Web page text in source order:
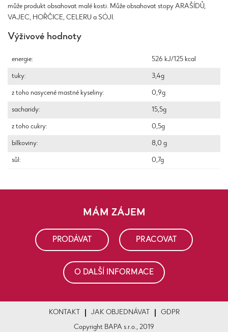
může produkt obsahovat malé kosti. Může obsahovat stopy ARAŠÍDŮ,
VAJEC, HOŘČICE, CELERU a SÓJI.
Výživové hodnoty
energie: 526 kJ/125 kcal
tuky: 3,4g
z toho nasycené mastné kyseliny: 0,9g
sacharidy: 15,5g
z toho cukry: 0,5g
bílkoviny: 8,0 g
sůl: 0,7g
MÁM ZÁJEM
PRODÁVAT PRACOVAT
O DALŠÍ INFORMACE
KONTAKT JAK OBJEDNÁVAT GDPR
Copyright BAPA s.r.o., 2019